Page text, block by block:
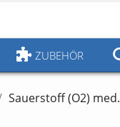
ZUBEHÖR
Sauerstoff (O2) med.